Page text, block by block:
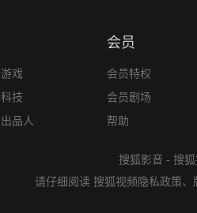
游戏
科技
出品人
会员
会员特权
会员剧场
帮助
搜狐影音 - 搜
请仔细阅读 搜狐视频隐私政策、